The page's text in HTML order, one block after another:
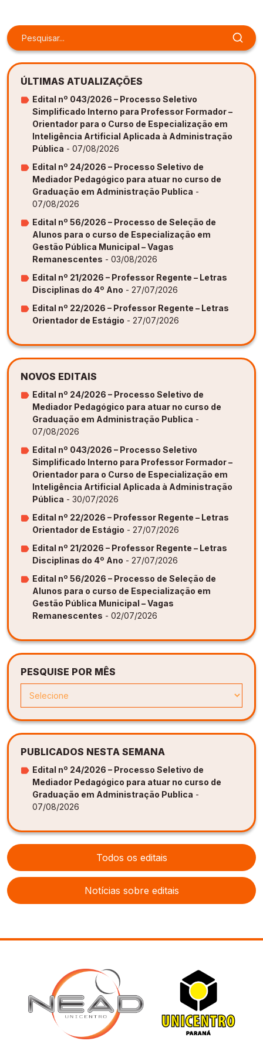
ÚLTIMAS ATUALIZAÇÕES
Edital nº 043/2026 – Processo Seletivo
Simplificado Interno para Professor Formador –
Orientador para o Curso de Especialização em
Inteligência Artificial Aplicada à Administração
Pública - 07/08/2026
Edital nº 24/2026 – Processo Seletivo de
Mediador Pedagógico para atuar no curso de
Graduação em Administração Publica -
07/08/2026
Edital nº 56/2026 – Processo de Seleção de
Alunos para o curso de Especialização em
Gestão Pública Municipal – Vagas
Remanescentes - 03/08/2026
Edital nº 21/2026 – Professor Regente – Letras
Disciplinas do 4º Ano - 27/07/2026
Edital nº 22/2026 – Professor Regente – Letras
Orientador de Estágio - 27/07/2026
NOVOS EDITAIS
Edital nº 24/2026 – Processo Seletivo de
Mediador Pedagógico para atuar no curso de
Graduação em Administração Publica -
07/08/2026
Edital nº 043/2026 – Processo Seletivo
Simplificado Interno para Professor Formador –
Orientador para o Curso de Especialização em
Inteligência Artificial Aplicada à Administração
Pública - 30/07/2026
Edital nº 22/2026 – Professor Regente – Letras
Orientador de Estágio - 27/07/2026
Edital nº 21/2026 – Professor Regente – Letras
Disciplinas do 4º Ano - 27/07/2026
Edital nº 56/2026 – Processo de Seleção de
Alunos para o curso de Especialização em
Gestão Pública Municipal – Vagas
Remanescentes - 02/07/2026
PESQUISE POR MÊS
PUBLICADOS NESTA SEMANA
Edital nº 24/2026 – Processo Seletivo de
Mediador Pedagógico para atuar no curso de
Graduação em Administração Publica -
07/08/2026
Todos os editais
Notícias sobre editais
Especialização em Gestão de Ambientes de
Aprendizagem [PDE]
Docência na Educação Infantil [DINF]
Gestão Escolar [GESC]
Especialização em Gestão de Ambientes de
Aprendizagem [PDE]
Docência na Educação Infantil [DINF]
Gestão Escolar [GESC]
Especialização em Gestão de Ambientes de
Aprendizagem [PDE]
Docência na Educação Infantil [DINF]
Gestão Escolar [GESC]
Especialização em Gestão de Ambientes de
Aprendizagem [PDE]
Docência na Educação Infantil [DINF]
Gestão Escolar [GESC]
Especialização em Gestão de Ambientes de
Aprendizagem [PDE]
Docência na Educação Infantil [DINF]
Gestão Escolar [GESC]